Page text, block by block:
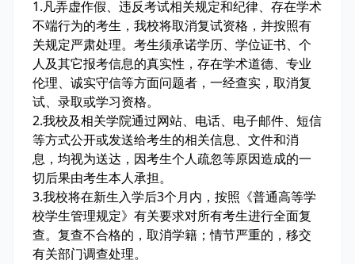
1.凡弄虚作假、违反考试相关规定和纪律、存在学术
不端行为的考生，我校将取消复试资格，并按照有
关规定严肃处理。考生须承诺学历、学位证书、个
人及其它报考信息的真实性，存在学术道德、专业
伦理、诚实守信等方面问题者，一经查实，取消复
试、录取或学习资格。
2.我校及相关学院通过网站、电话、电子邮件、短信
等方式公开或发送给考生的相关信息、文件和消
息，均视为送达，因考生个人疏忽等原因造成的一
切后果由考生本人承担。
3.我校将在新生入学后3个月内，按照《普通高等学
校学生管理规定》有关要求对所有考生进行全面复
查。复查不合格的，取消学籍；情节严重的，移交
有关部门调查处理。